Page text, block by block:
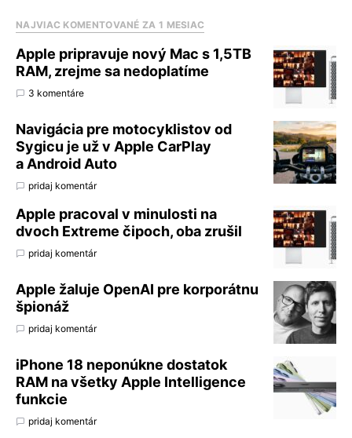
NAJVIAC KOMENTOVANÉ ZA 1 MESIAC
Apple pripravuje nový Mac s 1,5TB
RAM, zrejme sa nedoplatíme
3 komentáre
Navigácia pre motocyklistov od
Sygicu je už v Apple CarPlay
a Android Auto
pridaj komentár
Apple pracoval v minulosti na
dvoch Extreme čipoch, oba zrušil
pridaj komentár
Apple žaluje OpenAI pre korporátnu
špionáž
pridaj komentár
iPhone 18 neponúkne dostatok
RAM na všetky Apple Intelligence
funkcie
pridaj komentár